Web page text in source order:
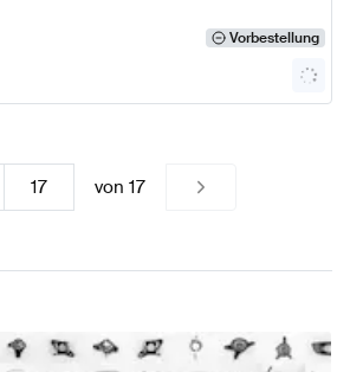
Vorbestellung
von17